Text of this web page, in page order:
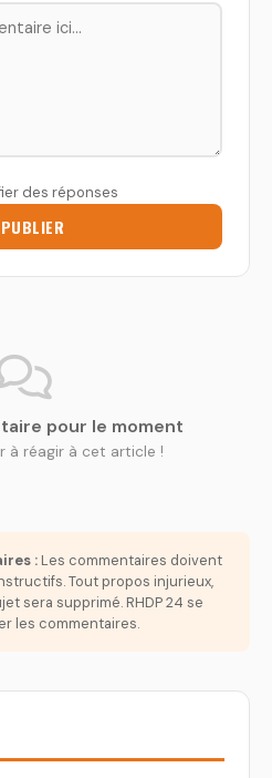
des réponses
PUBLIER
pour le moment
à réagir à cet article !
: Les commentaires doivent
Tout propos injurieux,
sera supprimé. RHDP 24 se
les commentaires.